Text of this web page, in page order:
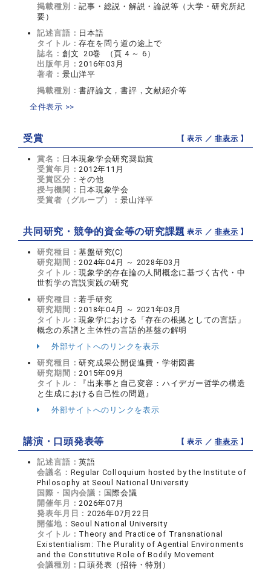
掲載種別：記事・総説・解説・論説等（大学・研究所紀
要）
記述言語： 日本語
タイトル：存在を問う道の途上で
誌名： 創文 20巻 （頁 4 ～ 6）
出版年月：2016年03月
著者： 景山洋平
掲載種別：書評論文，書評，文献紹介等
全件表示 >>
受賞 【 表示 ／非表示 】
賞名： 日本現象学会研究奨励賞
受賞年月：2012年11月
受賞区分： その他
授与機関： 日本現象学会
受賞者（グループ）：景山洋平
共同研究・競争的資金等の研究課題【 表示 ／非表示 】
研究種目：基盤研究(C)
研究期間：2024年04月 ～ 2028年03月
タイトル：現象学的存在論の人間概念に基づく古代・中
世哲学の言説実践の研究
研究種目：若手研究
研究期間：2018年04月 ～ 2021年03月
タイトル：現象学における「存在の根拠としての言語」
概念の系譜と主体性の言語的基盤の解明
外部サイトへのリンクを表示
研究種目：研究成果公開促進費・学術図書
研究期間：2015年09月
タイトル：
『出来事と自己変容：ハイデガー哲学の構造
と生成における自己性の問題』
外部サイトへのリンクを表示
講演・口頭発表等 【 表示 ／非表示 】
記述言語：英語
会議名： Regular Colloquium hosted by the Institute of
Philosophy at Seoul National University
国際・国内会議： 国際会議
開催年月：2026年07月
発表年月日：2026年07月22日
開催地： Seoul National University
タイトル： Theory and Practice of Transnational
Existentialism: The Plurality of Agential Environments
and the Constitutive Role of Bodily Movement
会議種別： 口頭発表（招待・特別）